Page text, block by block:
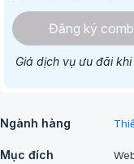
Đăng ký
Giá dịch vụ ưu đãi
Ngành hàng
Mục đích